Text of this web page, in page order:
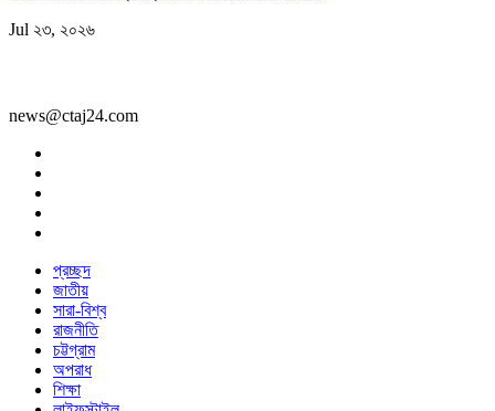
Jul ২৩, ২০২৬
news@ctaj24.com
প্রচ্ছদ
জাতীয়
সারা-বিশ্ব
রাজনীতি
চট্টগ্রাম
অপরাধ
শিক্ষা